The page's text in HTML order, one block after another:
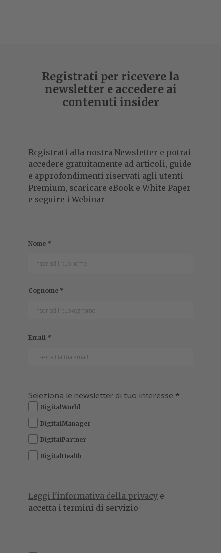
Registrati per ricevere la
newsletter e accedere ai
contenuti insider
Registrati alla nostra Newsletter e potrai
accedere gratuitamente ad articoli, guide
e approfondimenti riservati agli utenti
Premium, scaricare eBook e White Paper
e seguire i Webinar
Nome *
Cognome *
Email *
Seleziona le newsletter di tuo interesse *
DigitalWorld
DigitalManager
DigitalPartner
DigitalHealth
Leggi l'informativa della privacy e
accetta i termini di servizio